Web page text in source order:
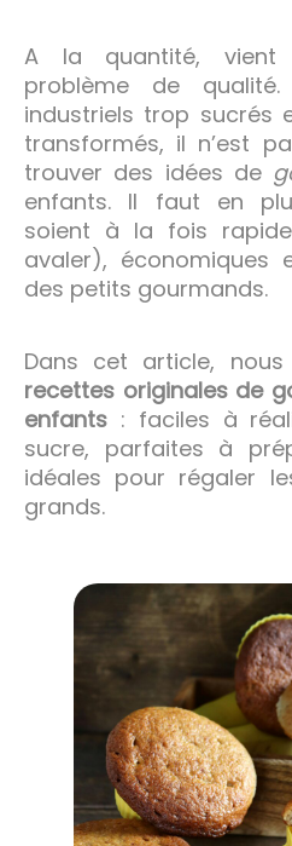
A la quantité, vient
problème de
industriels trop sucrés
transformés, il n’est
trouver des idées de
enfants. Il faut en
soient à la fois
avaler), économiques
des petits gourmands.
Dans cet article,
recettes originales de
enfants : faciles à
sucre, parfaites à
idéales pour régaler
grands.